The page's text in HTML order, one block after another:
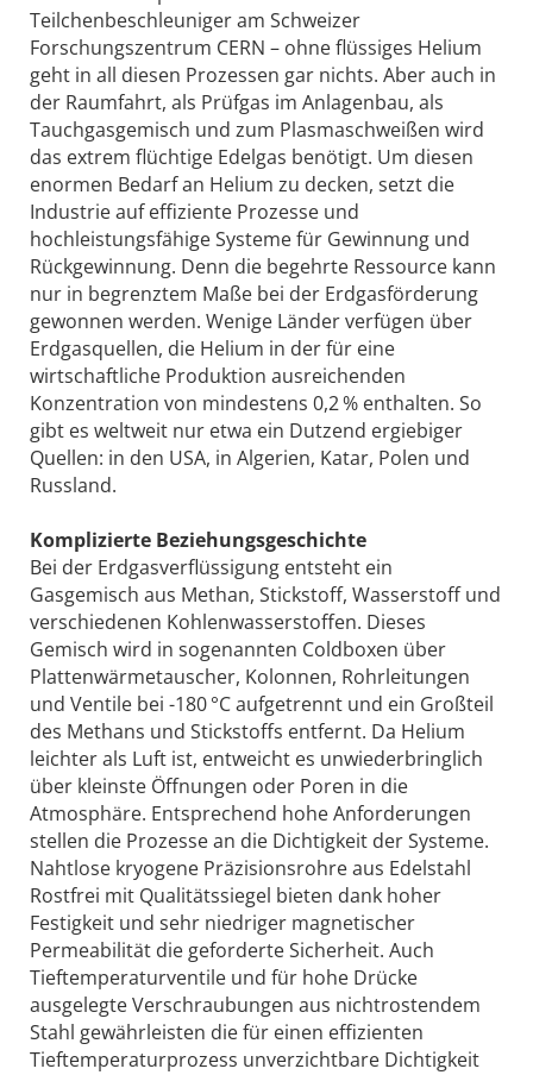
Teilchenbeschleuniger am Schweizer
Forschungszentrum CERN – ohne flüssiges Helium
geht in all diesen Prozessen gar nichts. Aber auch in
der Raumfahrt, als Prüfgas im Anlagenbau, als
Tauchgasgemisch und zum Plasmaschweißen wird
das extrem flüchtige Edelgas benötigt. Um diesen
enormen Bedarf an Helium zu decken, setzt die
Industrie auf effiziente Prozesse und
hochleistungsfähige Systeme für Gewinnung und
Rückgewinnung. Denn die begehrte Ressource kann
nur in begrenztem Maße bei der Erdgasförderung
gewonnen werden. Wenige Länder verfügen über
Erdgasquellen, die Helium in der für eine
wirtschaftliche Produktion ausreichenden
Konzentration von mindestens 0,2 % enthalten. So
gibt es weltweit nur etwa ein Dutzend ergiebiger
Quellen: in den USA, in Algerien, Katar, Polen und
Russland.
Komplizierte Beziehungsgeschichte
Bei der Erdgasverflüssigung entsteht ein
Gasgemisch aus Methan, Stickstoff, Wasserstoff und
verschiedenen Kohlenwasserstoffen. Dieses
Gemisch wird in sogenannten Coldboxen über
Plattenwärmetauscher, Kolonnen, Rohrleitungen
und Ventile bei -180 °C aufgetrennt und ein Großteil
des Me­thans und Stickstoffs entfernt. Da Helium
leichter als Luft ist, entweicht es unwiederbringlich
über kleinste Öffnungen oder Poren in die
Atmosphäre. Entsprechend hohe Anforderungen
stellen die Prozesse an die Dichtigkeit der Systeme.
Nahtlose kryogene Präzisionsrohre aus Edelstahl
Rostfrei mit Qualitätssiegel bieten dank hoher
Festigkeit und sehr niedriger magnetischer
Permeabilität die geforderte Sicherheit. Auch
Tieftemperaturventile und für hohe Drücke
ausgelegte Verschraubungen aus nichtrostendem
Stahl gewährleisten die für einen effizienten
Tieftemperaturprozess unverzichtbare Dichtigkeit